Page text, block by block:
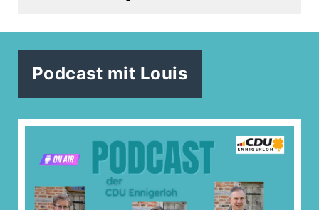
Podcast mit Louis